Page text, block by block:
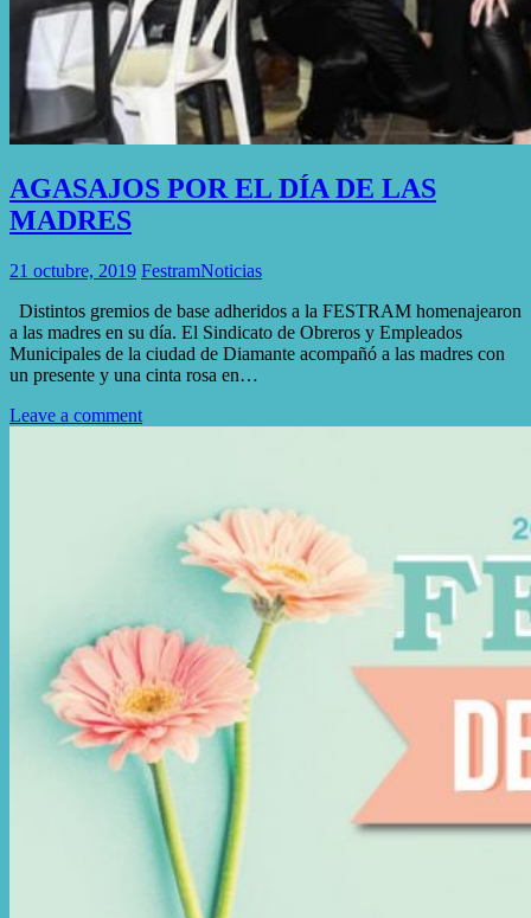
AGASAJOS POR EL DÍA DE LAS
MADRES
21 octubre, 2019 FestramNoticias
Distintos gremios de base adheridos a la FESTRAM homenajearon
a las madres en su día. El Sindicato de Obreros y Empleados
Municipales de la ciudad de Diamante acompañó a las madres con
un presente y una cinta rosa en…
Leave a comment